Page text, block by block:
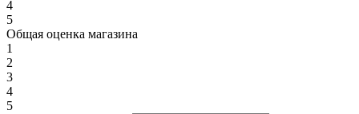
4
5
Общая оценка магазина
1
2
3
4
5